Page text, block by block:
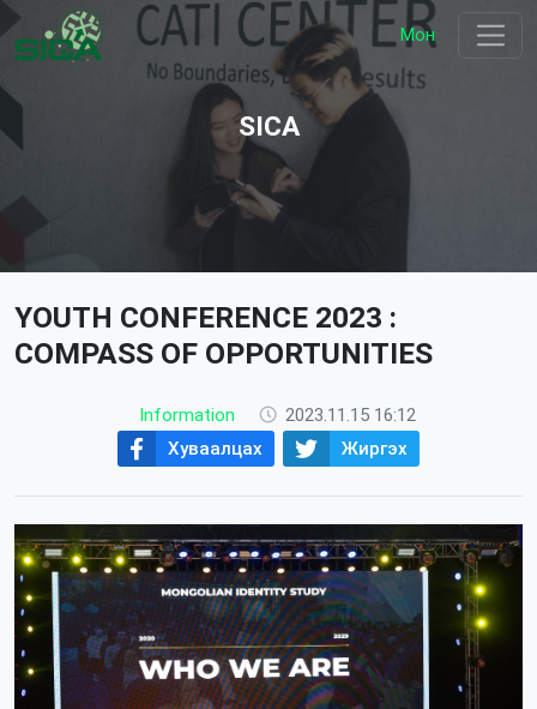
Мон
SICA
YOUTH CONFERENCE 2023 :
COMPASS OF OPPORTUNITIES
Information
2023.11.15 16:12
Хуваалцах
Жиргэх